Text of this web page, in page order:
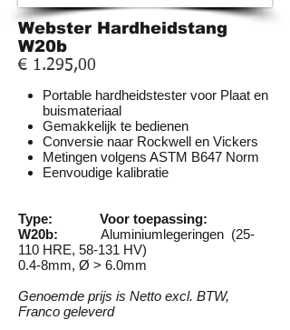
Webster Hardheidstang
W20b
€ 1.295,00
Portable hardheidstester voor Plaat en
buismateriaal
Gemakkelijk te bedienen
Conversie naar Rockwell en Vickers
Metingen volgens ASTM B647 Norm
Eenvoudige kalibratie
Type: Voor toepassing:
W20b: Aluminiumlegeringen (25-
110 HRE, 58-131 HV)
0.4-8mm, Ø > 6.0mm
Genoemde prijs is Netto excl. BTW,
Franco geleverd